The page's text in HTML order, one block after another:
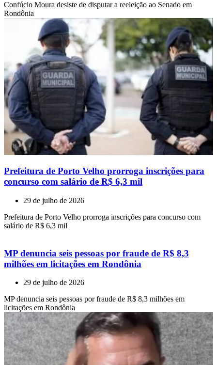
Confúcio Moura desiste de disputar a reeleição ao Senado em
Rondônia
Prefeitura de Porto Velho prorroga inscrições para
concurso com salário de R$ 6,3 mil
29 de julho de 2026
Prefeitura de Porto Velho prorroga inscrições para concurso com
salário de R$ 6,3 mil
MP denuncia seis pessoas por fraude de R$ 8,3
milhões em licitações em Rondônia
29 de julho de 2026
MP denuncia seis pessoas por fraude de R$ 8,3 milhões em
licitações em Rondônia